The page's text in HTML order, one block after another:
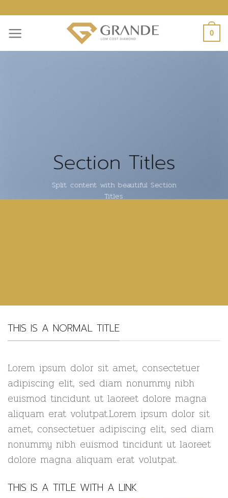
ยัง
เนื้อหา
0
Section Titles
Split content with beautiful Section
Titles
THIS IS A NORMAL TITLE
Lorem ipsum dolor sit amet, consectetuer
adipiscing elit, sed diam nonummy nibh
euismod tincidunt ut laoreet dolore magna
aliquam erat volutpat.Lorem ipsum dolor sit
amet, consectetuer adipiscing elit, sed diam
nonummy nibh euismod tincidunt ut laoreet
dolore magna aliquam erat volutpat.
THIS IS A TITLE WITH A LINK